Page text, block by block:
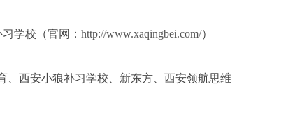
学校（官网： http://www.xaqingbei.com/）
、西安小狼补习学校、新东方、西安领航思维